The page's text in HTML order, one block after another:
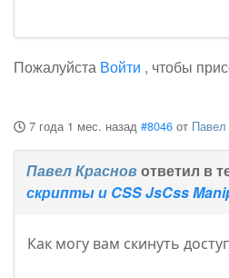
Пожалуйста Войти , чтобы
7 года 1 мес. назад #8046 от
Павел Красновответил в
скрипты и CSS JsCss
Как могу вам скинуть